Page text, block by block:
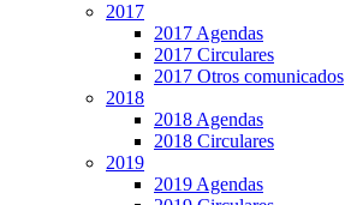
2017
2017 Agendas
2017 Circulares
2017 Otros comunicados
2018
2018 Agendas
2018 Circulares
2019
2019 Agendas